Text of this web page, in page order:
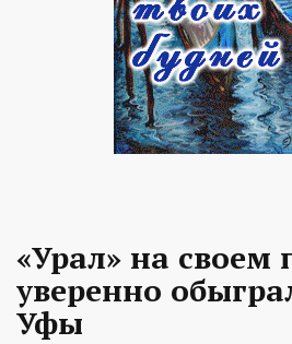
«Урал» на своем
уверенно
Уфы